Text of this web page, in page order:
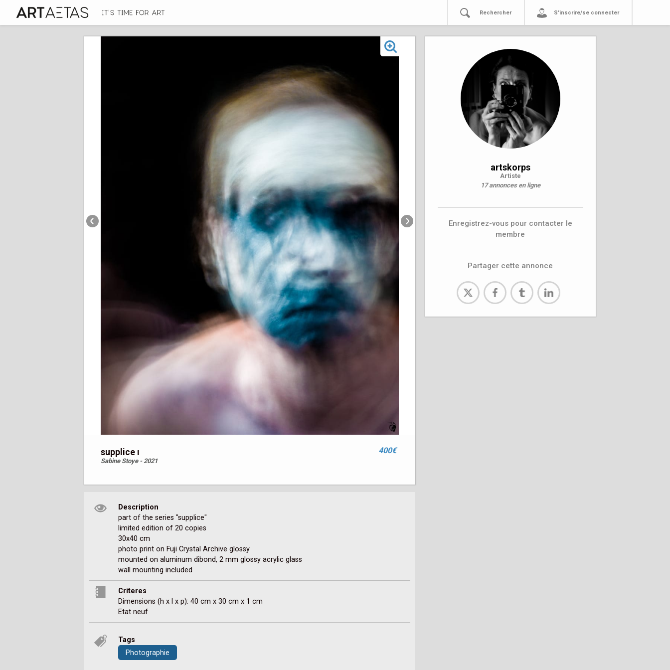
Rechercher S'inscrire/se connecter
supplice ı
Sabine Stoye - 2021
400€
Description
part of the series "supplice"
limited edition of 20 copies
30x40 cm
photo print on Fuji Crystal Archive glossy
mounted on aluminum dibond, 2 mm glossy acrylic glass
Criteres
Dimensions (h x l x p): 40 cm x 30 cm x 1 cm
Etat neuf
Tags
Photographie
artskorps
Artiste
17 annonces en ligne
Enregistrez-vous pour contacter le
membre
Partager cette annonce